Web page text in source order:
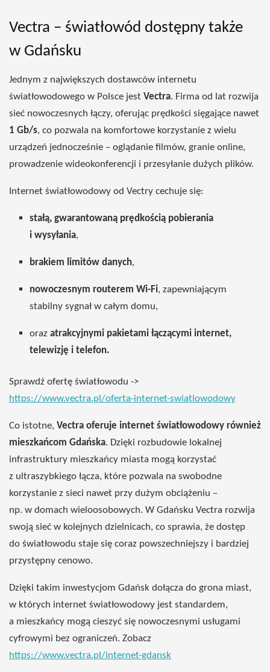
Vectra – światłowód dostępny także
w Gdańsku
Jednym z największych dostawców internetu
światłowodowego w Polsce jest Vectra. Firma od lat rozwija
sieć nowoczesnych łączy, oferując prędkości sięgające nawet
1 Gb/s, co pozwala na komfortowe korzystanie z wielu
urządzeń jednocześnie – oglądanie filmów, granie online,
prowadzenie wideokonferencji i przesyłanie dużych plików.
Internet światłowodowy od Vectry cechuje się:
stałą, gwarantowaną prędkością pobierania
i wysyłania,
brakiem limitów danych,
nowoczesnym routerem Wi-Fi, zapewniającym
stabilny sygnał w całym domu,
orazatrakcyjnymi pakietami łączącymi internet,
telewizję i telefon.
Sprawdź ofertę światłowodu ->
https://www.vectra.pl/oferta-internet-swiatlowodowy
Co istotne, Vectra oferuje internet światłowodowy również
mieszkańcom Gdańska. Dzięki rozbudowie lokalnej
infrastruktury mieszkańcy miasta mogą korzystać
z ultraszybkiego łącza, które pozwala na swobodne
korzystanie z sieci nawet przy dużym obciążeniu –
np. w domach wieloosobowych. W Gdańsku Vectra rozwija
swoją sieć w kolejnych dzielnicach, co sprawia, że dostęp
do światłowodu staje się coraz powszechniejszy i bardziej
przystępny cenowo.
Dzięki takim inwestycjom Gdańsk dołącza do grona miast,
w których internet światłowodowy jest standardem,
a mieszkańcy mogą cieszyć się nowoczesnymi usługami
cyfrowymi bez ograniczeń. Zobacz
https://www.vectra.pl/internet-gdansk